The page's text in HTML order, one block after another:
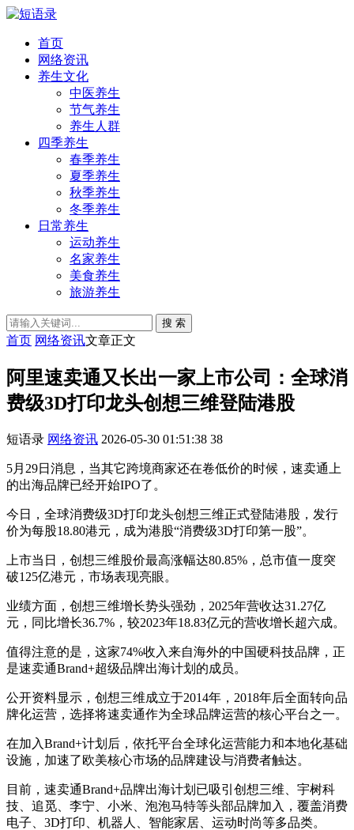
首页
网络资讯
养生文化
中医养生
节气养生
养生人群
四季养生
春季养生
夏季养生
秋季养生
冬季养生
日常养生
运动养生
名家养生
美食养生
旅游养生
搜 索
首页 网络资讯文章正文
阿里速卖通又长出一家上市公司：全球消
费级3D打印龙头创想三维登陆港股
短语录 网络资讯 2026-05-30 01:51:38 38
5月29日消息，当其它跨境商家还在卷低价的时候，速卖通上
的出海品牌已经开始IPO了。
今日，全球消费级3D打印龙头创想三维正式登陆港股，发行
价为每股18.80港元，成为港股“消费级3D打印第一股”。
上市当日，创想三维股价最高涨幅达80.85%，总市值一度突
破125亿港元，市场表现亮眼。
业绩方面，创想三维增长势头强劲，2025年营收达31.27亿
元，同比增长36.7%，较2023年18.83亿元的营收增长超六成。
值得注意的是，这家74%收入来自海外的中国硬科技品牌，正
是速卖通Brand+超级品牌出海计划的成员。
公开资料显示，创想三维成立于2014年，2018年后全面转向品
牌化运营，选择将速卖通作为全球品牌运营的核心平台之一。
在加入Brand+计划后，依托平台全球化运营能力和本地化基础
设施，加速了欧美核心市场的品牌建设与消费者触达。
目前，速卖通Brand+品牌出海计划已吸引创想三维、宇树科
技、追觅、李宁、小米、泡泡马特等头部品牌加入，覆盖消费
电子、3D打印、机器人、智能家居、运动时尚等多品类。